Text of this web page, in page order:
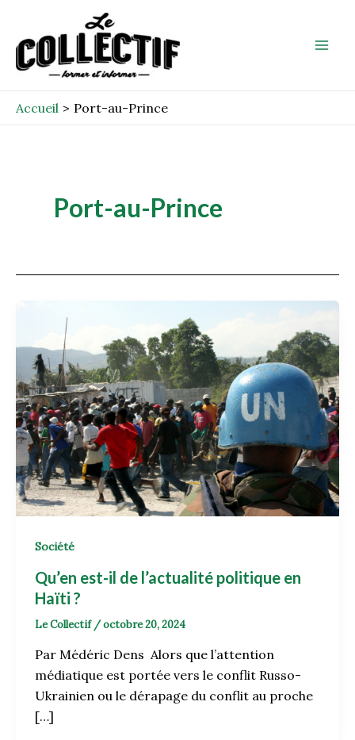
contenu
Accueil Port-au-Prince
Port-au-Prince
Société
Qu’en est-il de l’actualité politique en
Haïti ?
Le Collectif /octobre 20, 2024
Par Médéric Dens Alors que l’attention
médiatique est portée vers le conflit Russo-
Ukrainien ou le dérapage du conflit au proche
[…]